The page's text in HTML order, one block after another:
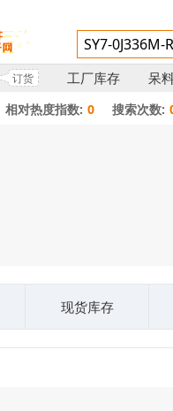
订货 工厂库存 呆
相对热度指数: 0 搜索次数:
现货库存